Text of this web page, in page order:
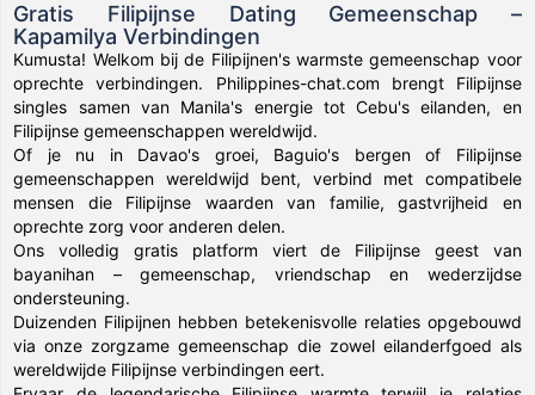
Gratis Filipijnse Dating Gemeenschap –
Kapamilya Verbindingen
Kumusta! Welkom bij de Filipijnen's warmste gemeenschap voor
oprechte verbindingen. Philippines-chat.com brengt Filipijnse
singles samen van Manila's energie tot Cebu's eilanden, en
Filipijnse gemeenschappen wereldwijd.
Of je nu in Davao's groei, Baguio's bergen of Filipijnse
gemeenschappen wereldwijd bent, verbind met compatibele
mensen die Filipijnse waarden van familie, gastvrijheid en
oprechte zorg voor anderen delen.
Ons volledig gratis platform viert de Filipijnse geest van
bayanihan – gemeenschap, vriendschap en wederzijdse
ondersteuning.
Duizenden Filipijnen hebben betekenisvolle relaties opgebouwd
via onze zorgzame gemeenschap die zowel eilanderfgoed als
wereldwijde Filipijnse verbindingen eert.